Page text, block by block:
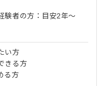
験者の方：目安2年～
い方
きる方
る方